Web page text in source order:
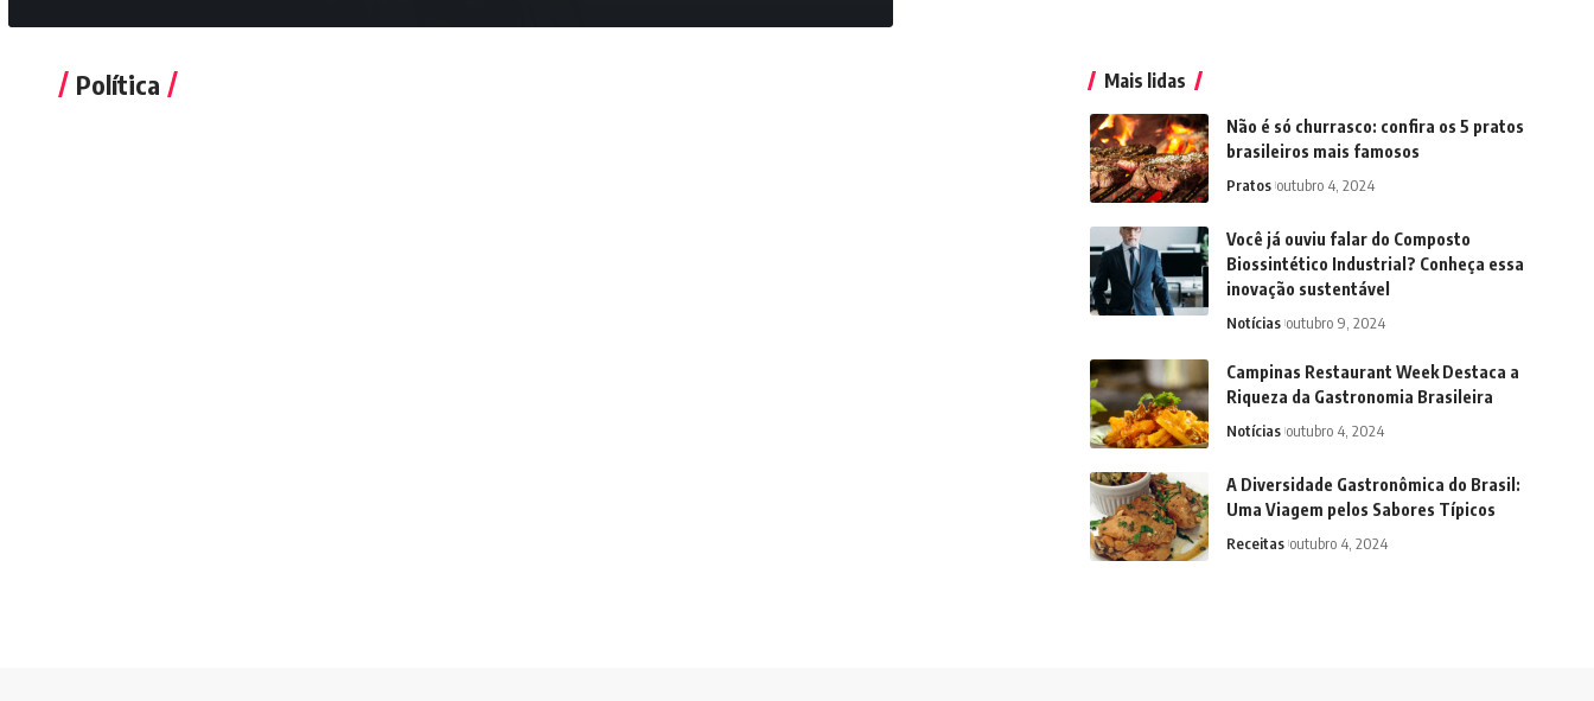
Política Mais lidas
Não é só churrasco: confira os 5 pratos
brasileiros mais famosos
Pratos outubro 4, 2024
Você já ouviu falar do Composto
Biossintético Industrial? Conheça essa
inovação sustentável
Notícias outubro 9, 2024
Campinas Restaurant Week Destaca a
Riqueza da Gastronomia Brasileira
Notícias outubro 4, 2024
A Diversidade Gastronômica do Brasil:
Uma Viagem pelos Sabores Típicos
Receitas outubro 4, 2024